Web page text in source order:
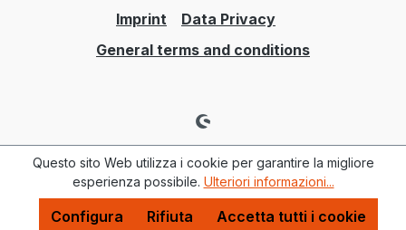
Imprint
Data Privacy
General terms and conditions
Questo sito Web utilizza i cookie per garantire la migliore
esperienza possibile. Ulteriori informazioni...
Rifiuta
Configura Accetta tutti i cookie